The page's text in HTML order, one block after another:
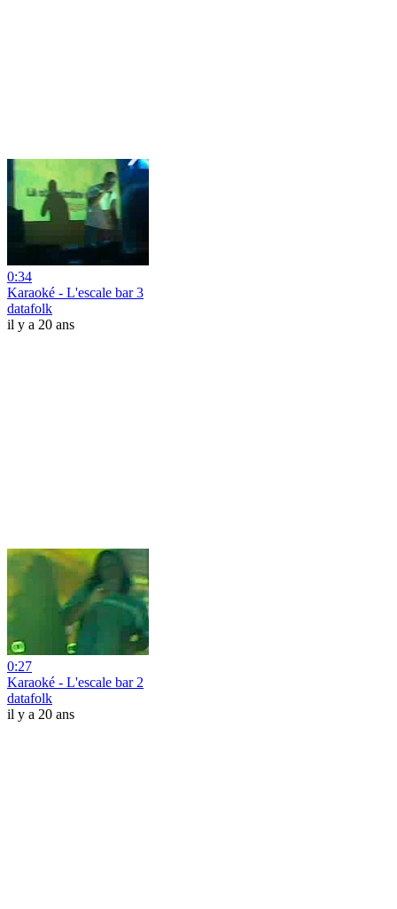
0:34
Karaoké - L'escale bar 3
datafolk
il y a 20 ans
0:27
Karaoké - L'escale bar 2
datafolk
il y a 20 ans